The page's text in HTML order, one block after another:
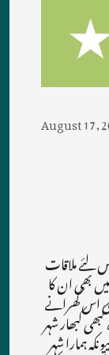
August 17,
نہ آؤں دروازہ بجے بھی تو مت کھولنا۔ میں مینجر کو بتا دوں گا اور دو چار گھنٹے تک آجاؤں گا گھبرانا نہیں۔ یہ کر وہ چلا گیا اور میں اس کا انتظار کرنے لگی۔ کمرے میں ٹی وی رکھا تھا، اس کو آن کیا اور دل بہلانے لگی۔ شام کو منیر لوٹ آیا۔ بتایا کہ آصف مل گیا ہے۔ کل کاغذات ٹائپ ہوں گے اور گواہوں کا انتظام ہو گا، پھر تم کو لے جاؤں گا کیونکہ کورٹ میں میرا بیان بھی قلمبند ہوگا۔ اگلے روز وہ صبح ہی چلا گیا اور پھر صبح سے شام ہو گئی منیر نہ لوٹا، میرا جی گھبرا رہا تھا۔ بار بار گھڑی دیکھتی تھی لیکن وقت جیسے تھم گیا تھا۔ ٹی وی آن کیا تو ایک ہولناک خبر سنی کہ ہائیکورٹ کی بلڈنگ کے قریب ہی خود کش دھماکا ہو گیا تھا۔ بہت سے پولیس والے اور راہگیر مر گئے اور بہت سے زخمی ہوئے تھے ، یہ خبر سنتے ہی کلیجہ تھام لیا کیونکہ منیر بھی تو ادھر گیا ہوا تھا۔ شام سے رات ہو گئی۔ وہ نہیں آیا۔ خدا جانتا ہے کہ وہ رات کیسے گزاری۔ پل بھر کو آنکھ نہ لگی۔ شب بھر منیر کی خیر و سلامتی کی دعا کرتی رہی۔